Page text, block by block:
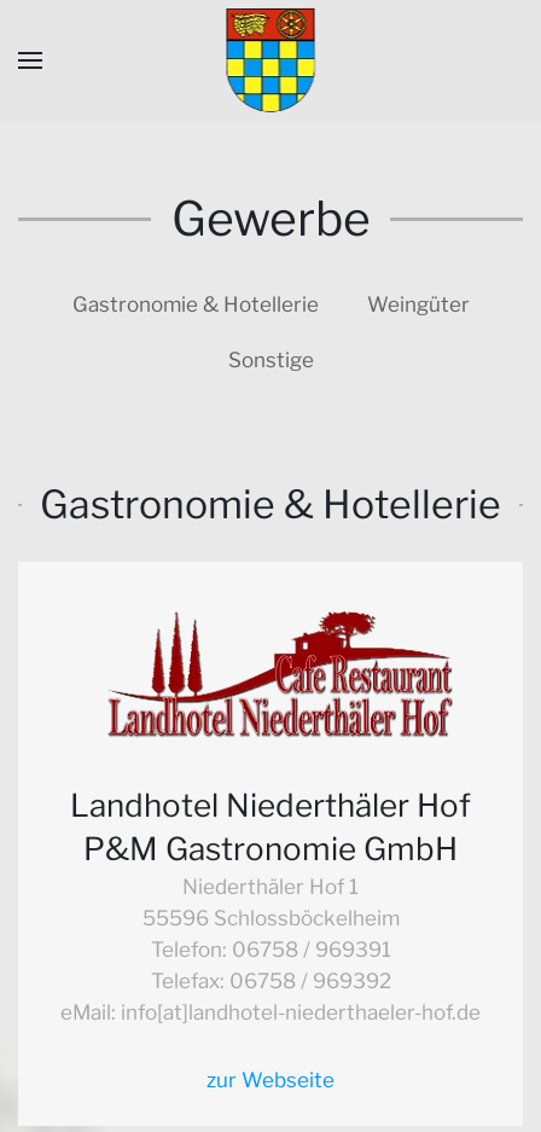
Skip to main content
Gewerbe
Gastronomie & Hotellerie Weingüter
Sonstige
Gastronomie & Hotellerie
Landhotel Niederthäler Hof
P&M Gastronomie GmbH
Niederthäler Hof 1
55596 Schlossböckelheim
Telefon: 06758 / 969391
Telefax: 06758 / 969392
eMail: info[at]landhotel-niederthaeler-hof.de
zur Webseite